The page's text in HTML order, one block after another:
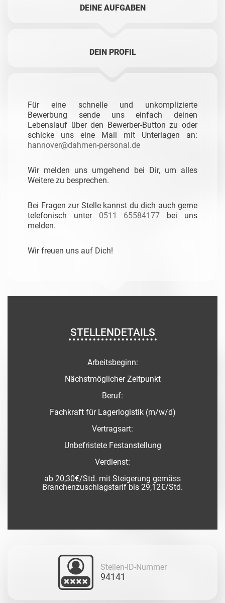
DEINE AUFGABEN
DEIN PROFIL
Für eine schnelle und unkomplizierte
Bewerbung sende uns einfach deinen
Lebenslauf über den Bewerber-Button zu oder
schicke uns eine Mail mit Unterlagen an:
hannover@dahmen-personal.de
Wir melden uns umgehend bei Dir, um alles
Weitere zu besprechen.
Bei Fragen zur Stelle kannst du dich auch gerne
telefonisch unter 0511 65584177 bei uns
melden.
Wir freuen uns auf Dich!
STELLENDETAILS
Arbeitsbeginn:
Nächstmöglicher Zeitpunkt
Beruf:
Fachkraft für Lagerlogistik (m/w/d)
Vertragsart:
Unbefristete Festanstellung
Verdienst:
ab 20,30€/Std. mit Steigerung gemäss
Branchenzuschlagstarif bis 29,12€/Std.
Stellen-ID-Nummer
94141